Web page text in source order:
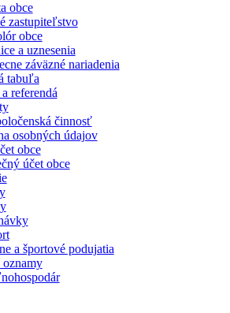
obce
zastupiteľstvo
obce
a uznesenia
záväzné nariadenia
tabuľa
referendá
činnosť
osobných údajov
obce
účet obce
a športové podujatia
oznamy